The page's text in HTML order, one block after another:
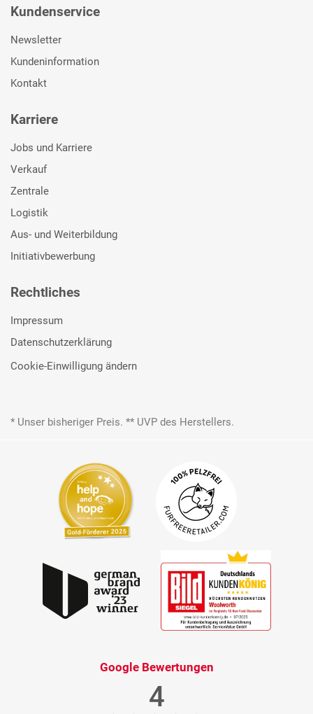
Kundenservice
Newsletter
Kundeninformation
Kontakt
Karriere
Jobs und Karriere
Verkauf
Zentrale
Logistik
Aus- und Weiterbildung
Initiativbewerbung
Rechtliches
Impressum
Datenschutzerklärung
Cookie-Einwilligung ändern
* Unser bisheriger Preis. ** UVP des Herstellers.
Google Bewertungen
4